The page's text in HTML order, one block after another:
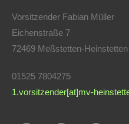
Vorsitzender Fabian Müller
Eichenstraße 7
72469 Meßstetten-Heinstetten
01525 7804275
1.vorsitzender[at]mv-